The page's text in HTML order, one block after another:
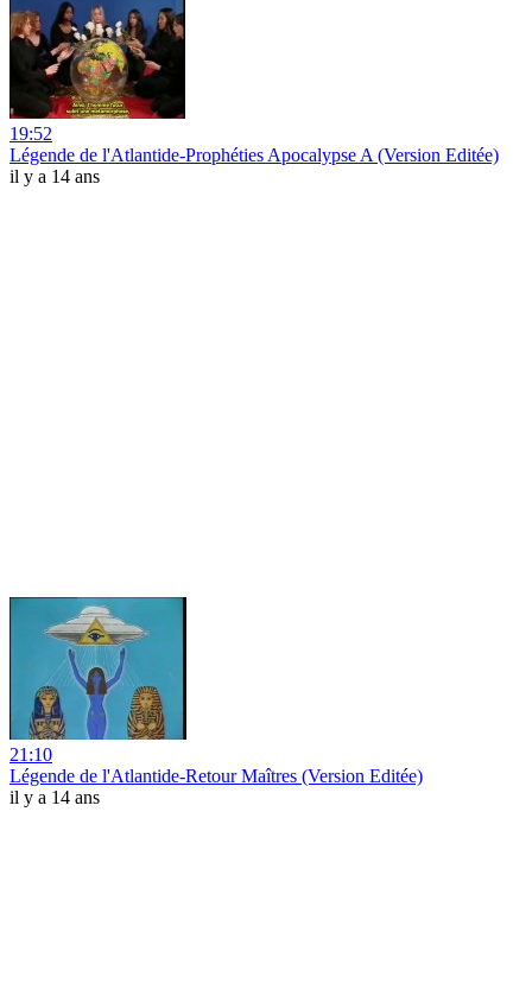
19:52
Légende de l'Atlantide-Prophéties Apocalypse A (Version Editée)
il y a 14 ans
21:10
Légende de l'Atlantide-Retour Maîtres (Version Editée)
il y a 14 ans